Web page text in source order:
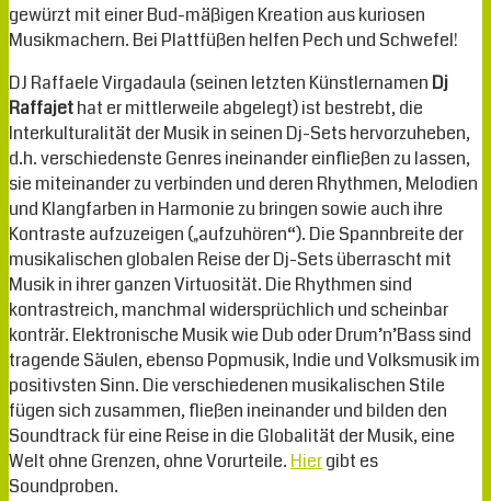
gewürzt mit einer Bud-mäßigen Kreation aus kuriosen
Musikmachern. Bei Plattfüßen helfen Pech und Schwefel!
DJ Raffaele Virgadaula (seinen letzten Künstlernamen Dj
Raffajethat er mittlerweile abgelegt) ist bestrebt, die
Interkulturalität der Musik in seinen Dj-Sets hervorzuheben,
d.h. verschiedenste Genres ineinander einfließen zu lassen,
sie miteinander zu verbinden und deren Rhythmen, Melodien
und Klangfarben in Harmonie zu bringen sowie auch ihre
Kontraste aufzuzeigen („aufzuhören“). Die Spannbreite der
musikalischen globalen Reise der Dj-Sets überrascht mit
Musik in ihrer ganzen Virtuosität. Die Rhythmen sind
kontrastreich, manchmal widersprüchlich und scheinbar
konträr. Elektronische Musik wie Dub oder Drum’n’Bass sind
tragende Säulen, ebenso Popmusik, Indie und Volksmusik im
positivsten Sinn. Die verschiedenen musikalischen Stile
fügen sich zusammen, fließen ineinander und bilden den
Soundtrack für eine Reise in die Globalität der Musik, eine
Welt ohne Grenzen, ohne Vorurteile. Hiergibt es
Soundproben.